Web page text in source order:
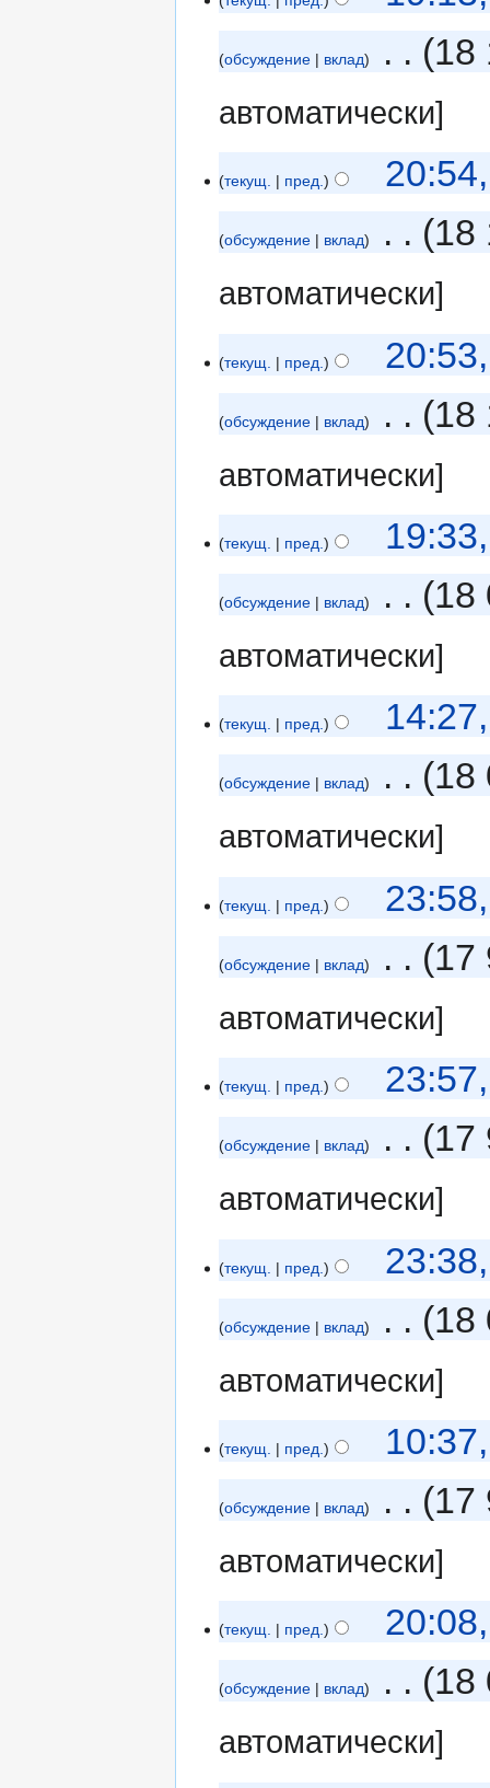
обсуждение вклад 18
автоматически]
текущ. пред.
обсуждение вклад 18
автоматически]
текущ. пред.
обсуждение вклад 18
автоматически]
текущ. пред.
обсуждение вклад 18
автоматически]
текущ. пред.
обсуждение вклад 18
автоматически]
текущ. пред.
обсуждение вклад 17
автоматически]
текущ. пред.
обсуждение вклад 17
автоматически]
текущ. пред.
обсуждение вклад 18
автоматически]
текущ. пред.
обсуждение вклад 17
автоматически]
текущ. пред.
обсуждение вклад 18
автоматически]